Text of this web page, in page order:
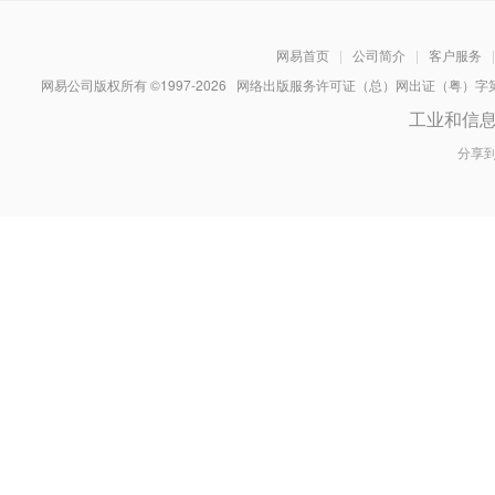
网易首页 | 公司简介 | 客户服务
|
网易公司版权所有 ©1997-2026 网络出版服务许可证（总）网出证（粤）
工业和信
分享